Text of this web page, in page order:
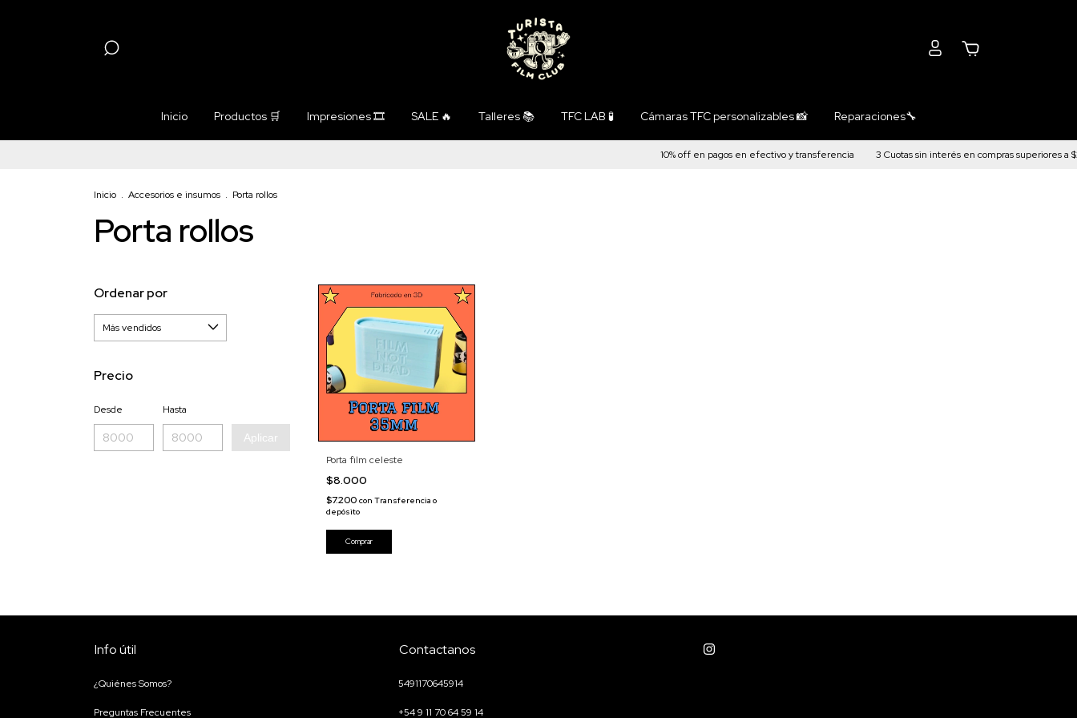
Inicio Productos 🛒 Impresiones 🎞️ SALE 🔥 Talleres 📚 TFC LAB 🧪 Cámaras TFC personalizables 📸 Reparaciones🔧
10% off en pagos en efectivo y transferencia 3 Cuotas sin interés en compras superiores a
Inicio . Accesorios e insumos . Porta rollos
Porta rollos
Ordenar por
Precio
Desde Hasta
Aplicar
Porta film celeste
$8.000
$7.200 con Transferencia o
depósito
Info útil
¿Quiénes Somos?
Preguntas Frecuentes
Contactanos
5491170645914
+54 9 11 70 64 59 14